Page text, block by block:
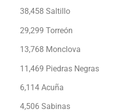
38,458 Saltillo
29,299 Torreón
13,768 Monclova
11,469 Piedras Negras
6,114 Acuña
4,506 Sabinas